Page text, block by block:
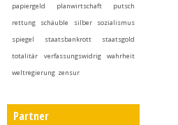
papiergeld
planwirtschaft
putsch
rettung
schäuble silber
sozialismus
spiegel
staatsbankrott
staatsgold
totalitär
verfassungswidrig
wahrheit
weltregierung zensur
Partner